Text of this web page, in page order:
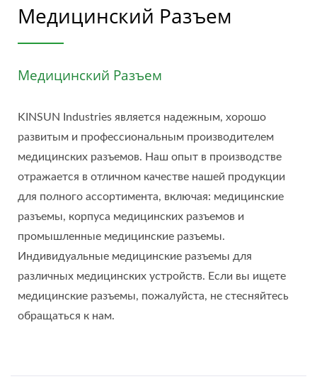
Медицинский Разъем
Медицинский Разъем
KINSUN Industries является надежным, хорошо
развитым и профессиональным производителем
медицинских разъемов. Наш опыт в производстве
отражается в отличном качестве нашей продукции
для полного ассортимента, включая: медицинские
разъемы, корпуса медицинских разъемов и
промышленные медицинские разъемы.
Индивидуальные медицинские разъемы для
различных медицинских устройств. Если вы ищете
медицинские разъемы, пожалуйста, не стесняйтесь
обращаться к нам.